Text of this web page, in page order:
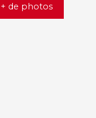
+ de photos